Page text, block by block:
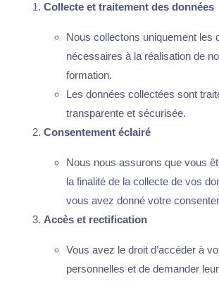
Collecte et traitement des données
Nous collectons uniquement les
nécessaires à la réalisation de
formation.
Les données collectées sont
transparente et sécurisée.
Consentement éclairé
Nous nous assurons que vous
la finalité de la collecte de vos
vous avez donné votre
Accès et rectification
Vous avez le droit d’accéder à
personnelles et de demander